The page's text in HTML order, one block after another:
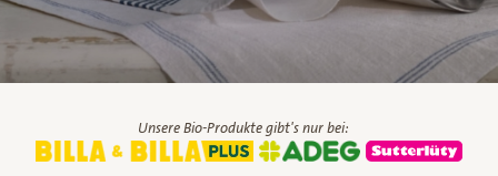
Unsere Bio-Produkte gibt's nur bei: